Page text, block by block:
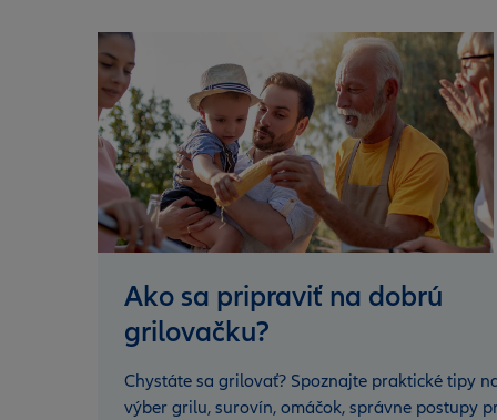
Ako sa pripraviť na dobrú
grilovačku?
Chystáte sa grilovať? Spoznajte praktické tipy
výber grilu, surovín, omáčok, správne postupy